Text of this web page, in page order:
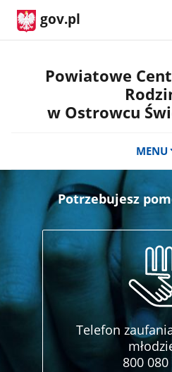
gov.pl
Powiatowe
w Ostrowcu
MENU
Potrzebujesz
Telefon
800